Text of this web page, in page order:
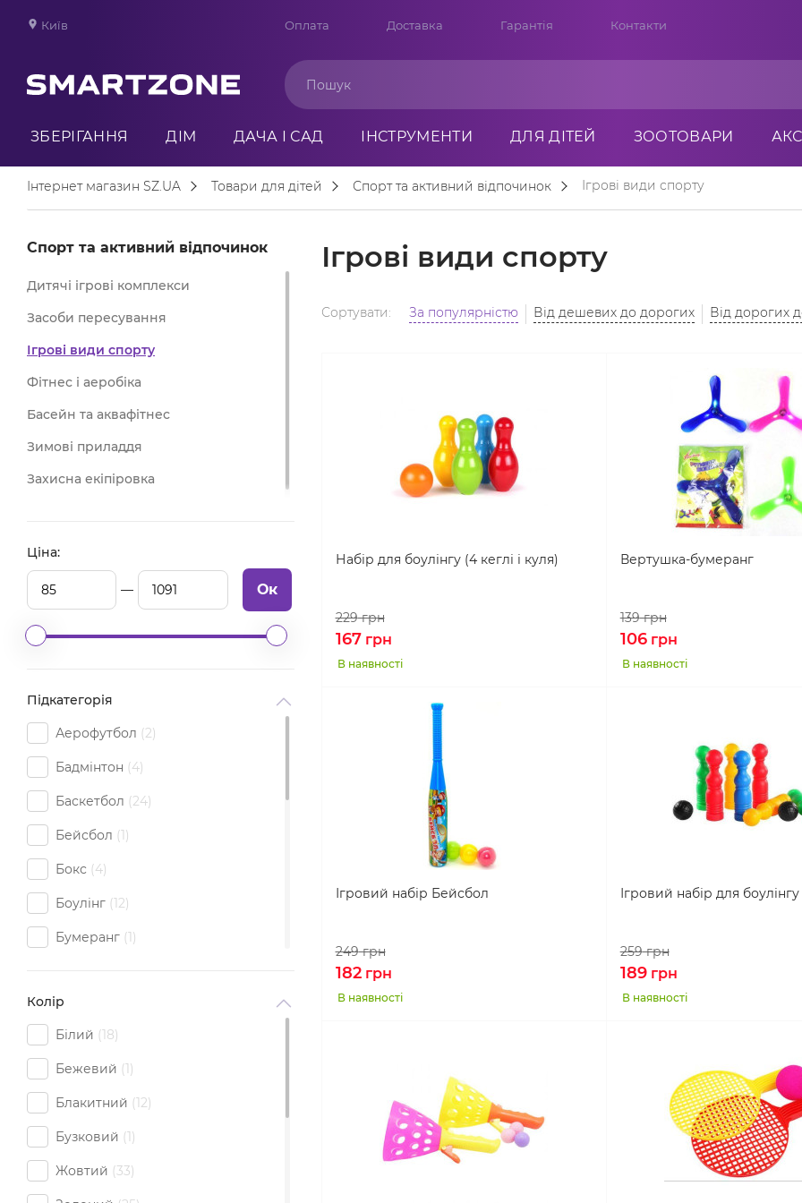
Київ Оплата Доставка Гарантія Контакти
ЗБЕРІГАННЯ ДІМ ДАЧА І САД ІНСТРУМЕНТИ ДЛЯ ДІТЕЙ ЗООТОВАРИ
Інтернет магазин SZ.UA Товари для дітей Спорт та активний відпочинок Ігрові види спорту
Спорт та активний відпочинок
Дитячі ігрові комплекси
Засоби пересування
Ігрові види спорту
Фітнес і аеробіка
Басейн та аквафітнес
Зимові приладдя
Захисна екіпіровка
Ціна:
Ок
Підкатегорія
Аерофутбол 2
Бадмінтон 4
Баскетбол 24
Бейсбол 1
Бокс 4
Боулінг 12
Бумеранг 1
Дартс
Запускалка
Кільцекид
Літак 1
Містечка 1
Мячик 5
Колір
Білий 18
Бежевий 1
Блакитний 12
Бузковий 1
Жовтий 33
Ігрові види спорту
Сортувати: За популярністю Від дешевих до дорогих Від дорогих
Набір для боулінгу (4 кеглі і куля)
229грн
167грн
В наявності
Вертушка-бумеранг
139грн
106грн
В наявності
Ігровий набір Бейсбол
249грн
182грн
В наявності
Ігровий набір для боулінгу
259грн
189грн
В наявності